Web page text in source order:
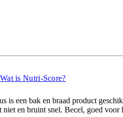
Wat is Nutri-Score?
is een bak en braad product
niet en bruint snel. Becel, goed voor